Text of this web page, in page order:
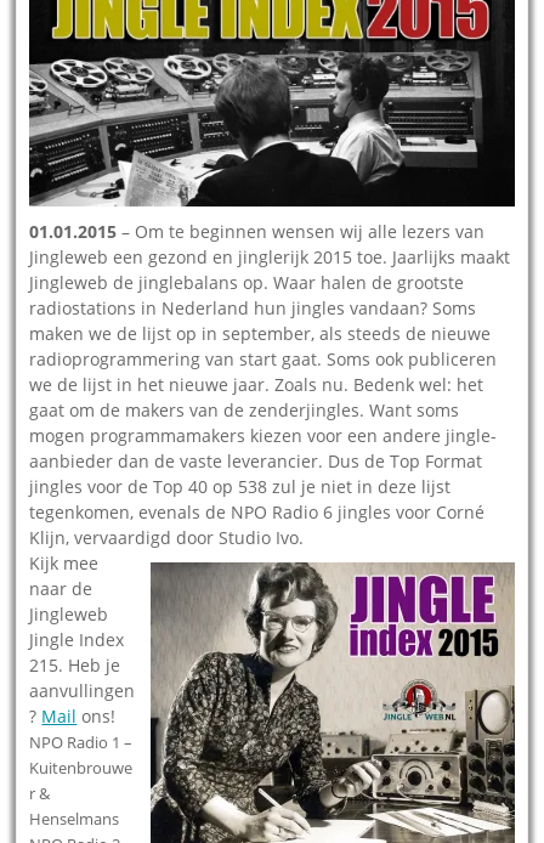
01.01.2015 – Om te beginnen wensen wij alle lezers van
Jingleweb een gezond en jinglerijk 2015 toe. Jaarlijks maakt
Jingleweb de jinglebalans op. Waar halen de grootste
radiostations in Nederland hun jingles vandaan? Soms
maken we de lijst op in september, als steeds de nieuwe
radioprogrammering van start gaat. Soms ook publiceren
we de lijst in het nieuwe jaar. Zoals nu. Bedenk wel: het
gaat om de makers van de zenderjingles. Want soms
mogen programmamakers kiezen voor een andere jingle-
aanbieder dan de vaste leverancier. Dus de Top Format
jingles voor de Top 40 op 538 zul je niet in deze lijst
tegenkomen, evenals de NPO Radio 6 jingles voor Corné
Klijn, vervaardigd door Studio Ivo.
Kijk mee
naar de
Jingleweb
Jingle Index
215. Heb je
aanvullingen
? Mail ons!
NPO Radio 1 –
Kuitenbrouwe
r &
Henselmans